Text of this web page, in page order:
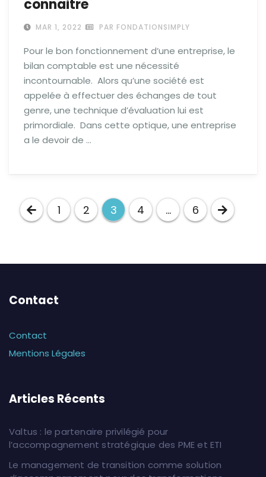
connaitre
MAR 1, 2022 PAR FONDATIONSIMPLY
Pour le bon fonctionnement d’une entreprise, le
bilan comptable est une nécessité
incontournable. Alors qu’une société est
appelée à effectuer des échanges de tout
genre, une technique d’évaluation lui est
primordiale. Dans cette optique, une entreprise
a le devoir de …
Pagination
publications
1 2 3 4 … 6
Contact
Contact
Mentions Légales
Articles Récents
Valtus : le partenaire privilégié pour
l’accompagnement stratégique des PME et ETI
Le management de transition comme solution